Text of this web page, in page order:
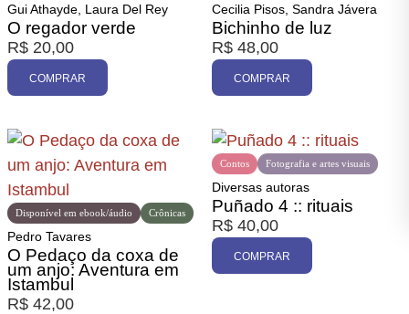
Gui Athayde, Laura Del Rey
O regador verde
R$ 20,00
COMPRAR
Cecilia Pisos, Sandra Jávera
Bichinho de luz
R$ 48,00
COMPRAR
Crônicas
Disponível em ebook/áudio
Pedro Tavares
O Pedaço da coxa de
um anjo: Aventura em
Istambul
R$ 42,00
Contos Fotografia e artes visuais
Diversas autoras
Puñado 4 :: rituais
R$ 40,00
COMPRAR